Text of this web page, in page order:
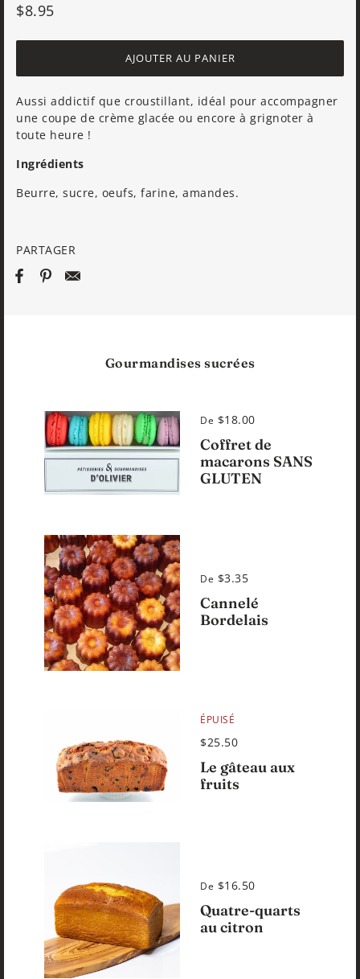
$8.95
AJOUTER AU PANIER
Aussi addictif que croustillant, idéal pour accompagner
une coupe de crème glacée ou encore à grignoter à
toute heure !
Ingrédients
Beurre, sucre, oeufs, farine, amandes.
PARTAGER
Gourmandises sucrées
De $18.00
Coffret de
macarons SANS
GLUTEN
De $3.35
Cannelé
Bordelais
ÉPUISÉ
$25.50
Le gâteau aux
fruits
De $16.50
Quatre-quarts
au citron